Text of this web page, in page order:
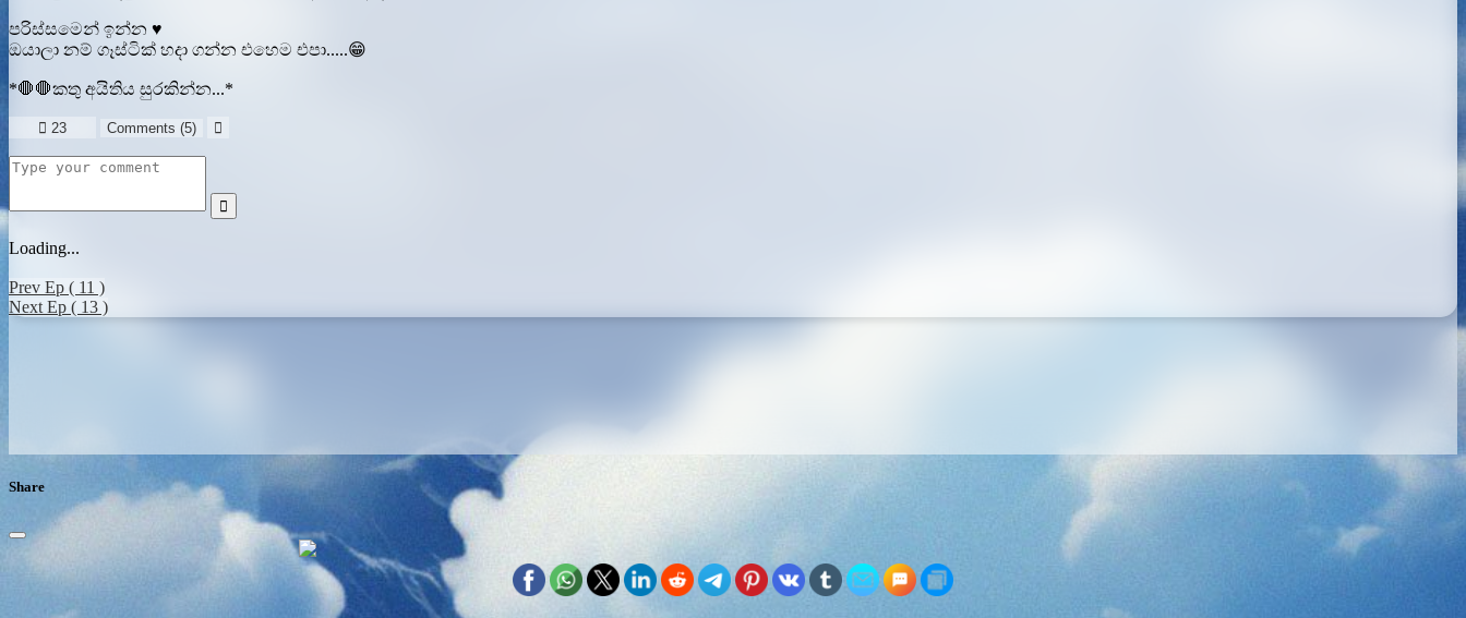
පරිස්සමෙන් ඉන්න ♥️
ඔයාලා නම් ගෑස්ටික් හදා ගන්න එහෙම එපා.....😁
*🛑🛑කතු අයිතිය සුරකින්න...*
 23 Comments (5) 

Loading...
Prev Ep ( 11 )
Next Ep ( 13 )
Share